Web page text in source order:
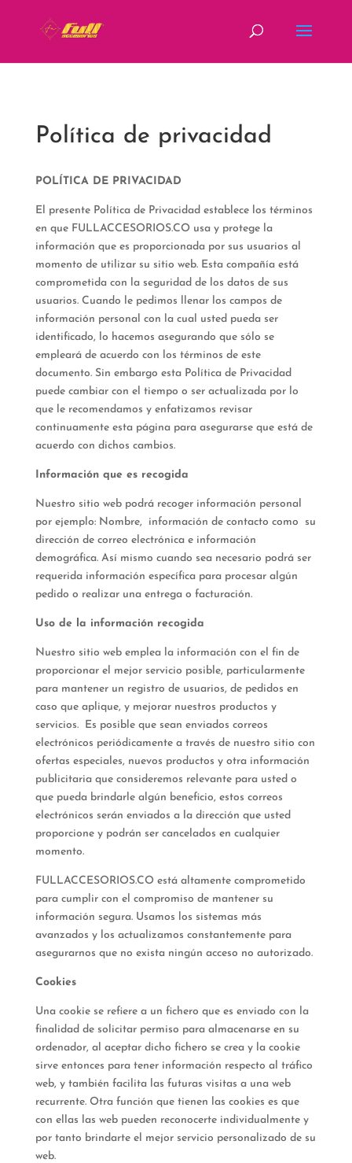
Política de privacidad
POLÍTICA DE PRIVACIDAD
El presente Política de Privacidad establece los términos
en que FULLACCESORIOS.CO usa y protege la
información que es proporcionada por sus usuarios al
momento de utilizar su sitio web. Esta compañía está
comprometida con la seguridad de los datos de sus
usuarios. Cuando le pedimos llenar los campos de
información personal con la cual usted pueda ser
identificado, lo hacemos asegurando que sólo se
empleará de acuerdo con los términos de este
documento. Sin embargo esta Política de Privacidad
puede cambiar con el tiempo o ser actualizada por lo
que le recomendamos y enfatizamos revisar
continuamente esta página para asegurarse que está de
acuerdo con dichos cambios.
Información que es recogida
Nuestro sitio web podrá recoger información personal
por ejemplo: Nombre, información de contacto como su
dirección de correo electrónica e información
demográfica. Así mismo cuando sea necesario podrá ser
requerida información específica para procesar algún
pedido o realizar una entrega o facturación.
Uso de la información recogida
Nuestro sitio web emplea la información con el fin de
proporcionar el mejor servicio posible, particularmente
para mantener un registro de usuarios, de pedidos en
caso que aplique, y mejorar nuestros productos y
servicios. Es posible que sean enviados correos
electrónicos periódicamente a través de nuestro sitio con
ofertas especiales, nuevos productos y otra información
publicitaria que consideremos relevante para usted o
que pueda brindarle algún beneficio, estos correos
electrónicos serán enviados a la dirección que usted
proporcione y podrán ser cancelados en cualquier
momento.
FULLACCESORIOS.CO está altamente comprometido
para cumplir con el compromiso de mantener su
información segura. Usamos los sistemas más
avanzados y los actualizamos constantemente para
asegurarnos que no exista ningún acceso no autorizado.
Cookies
Una cookie se refiere a un fichero que es enviado con la
finalidad de solicitar permiso para almacenarse en su
ordenador, al aceptar dicho fichero se crea y la cookie
sirve entonces para tener información respecto al tráfico
web, y también facilita las futuras visitas a una web
recurrente. Otra función que tienen las cookies es que
con ellas las web pueden reconocerte individualmente y
por tanto brindarte el mejor servicio personalizado de su
web.